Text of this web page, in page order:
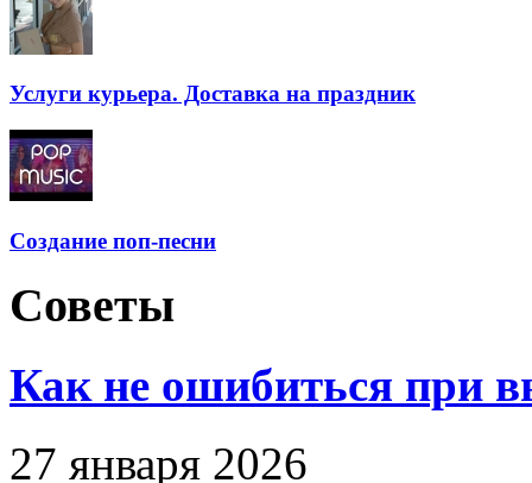
Услуги курьера. Доставка на праздник
Создание поп-песни
Советы
Как не ошибиться при
27 января 2026